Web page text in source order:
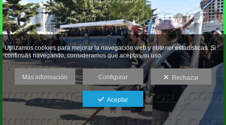
Utilizamos cookies para mejorar la navegación web y obtener estadísticas. Si
continuas navegando, consideramos que aceptas su uso.
Más información Configurar Rechazar
Aceptar